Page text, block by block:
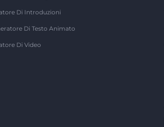
Di Introduzioni
Di Testo Animato
Di Video